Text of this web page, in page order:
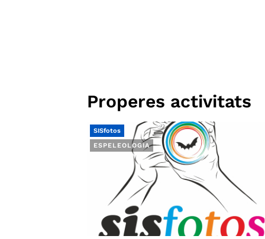
Properes activitats
ESPELEOLOGIA
SISfotos